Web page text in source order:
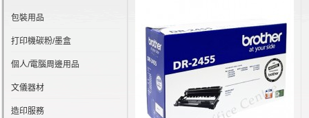
包裝用品
打印機碳粉/墨盒
個人/電腦周邊用品
文儀器材
造印服務